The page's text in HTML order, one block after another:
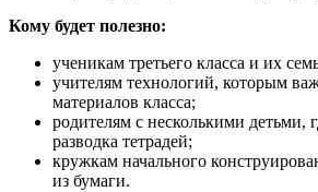
Кому будет полезно:
ученикам третьего класса и их
учителям технологий, которым
материалов класса;
родителям с несколькими детьми,
разводка тетрадей;
кружкам начального
из бумаги.